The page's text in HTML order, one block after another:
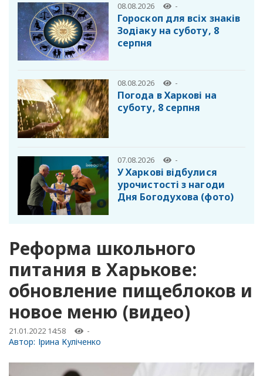
08.08.2026 -
Гороскоп для всіх знаків
Зодіаку на суботу, 8
серпня
08.08.2026 -
Погода в Харкові на
суботу, 8 серпня
07.08.2026 -
У Харкові відбулися
урочистості з нагоди
Дня Богодухова (фото)
Реформа школьного
питания в Харькове:
обновление пищеблоков и
новое меню (видео)
21.01.2022 14:58 -
Автор: Ірина Куліченко